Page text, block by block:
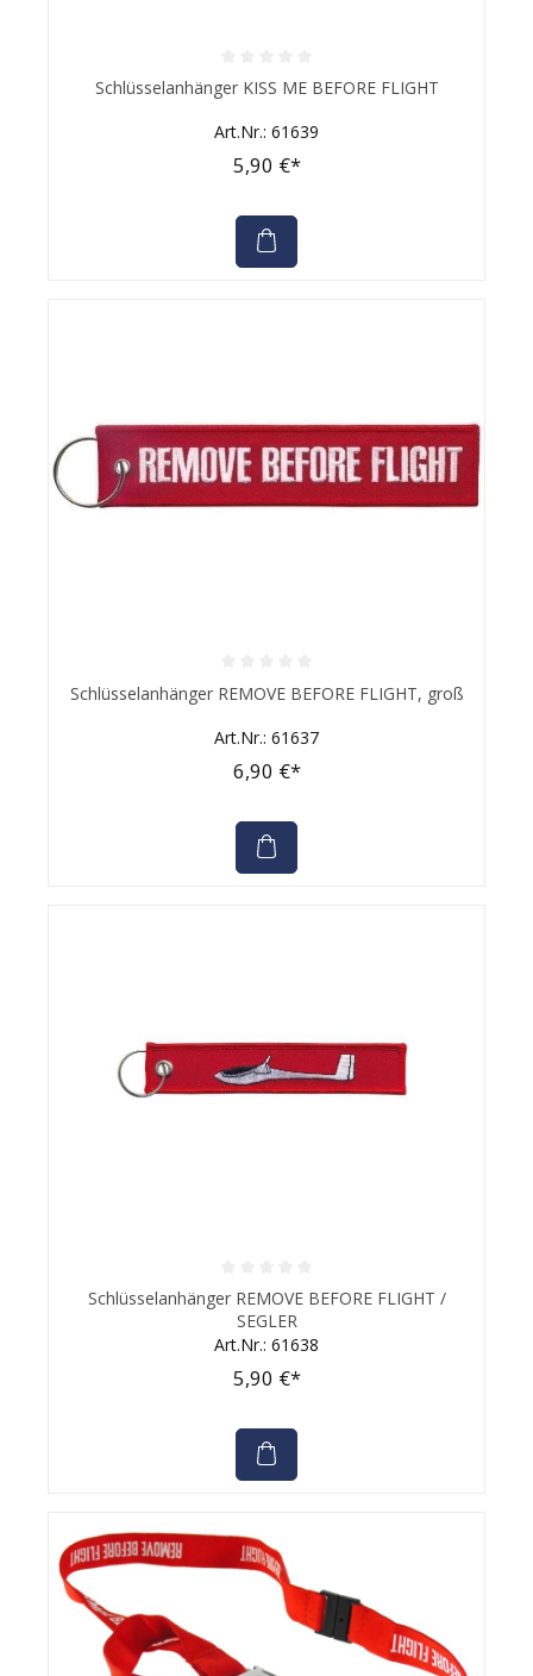
Durchschnittliche Bewertung von 0 von 5 Sternen
Schlüsselanhänger KISS ME BEFORE FLIGHT
Art.Nr.: 61639
5,90 €*
Durchschnittliche Bewertung von 0 von 5 Sternen
Schlüsselanhänger REMOVE BEFORE FLIGHT, groß
Art.Nr.: 61637
6,90 €*
Durchschnittliche Bewertung von 0 von 5 Sternen
Schlüsselanhänger REMOVE BEFORE FLIGHT /
SEGLER
Art.Nr.: 61638
5,90 €*